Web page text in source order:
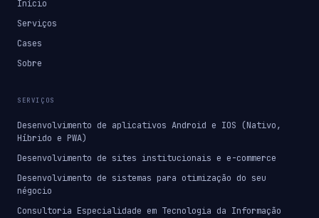
Início
Serviços
Cases
Sobre
SERVIÇOS
Desenvolvimento de aplicativos Android e IOS (Nativo,
Híbrido e PWA)
Desenvolvimento de sites institucionais e e-commerce
Desenvolvimento de sistemas para otimização do seu
négocio
Consultoria Especialidade em Tecnologia da Informação